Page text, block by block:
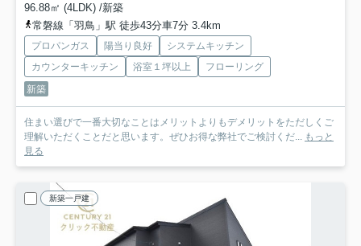
96.88㎡ (4LDK) /新築
常磐線「羽鳥」駅 徒歩43分車7分 3.4km
プロパンガス 陽当り良好
システムキッチン
カウンターキッチン
浴室１坪以上
フローリング
新築
住まい選びで一番大切なことはメリットよりもデメリットをただしくご
理解いただくことだと思います。ぜひお得な弊社でご検討くだ... もっと
見る
新築一戸建